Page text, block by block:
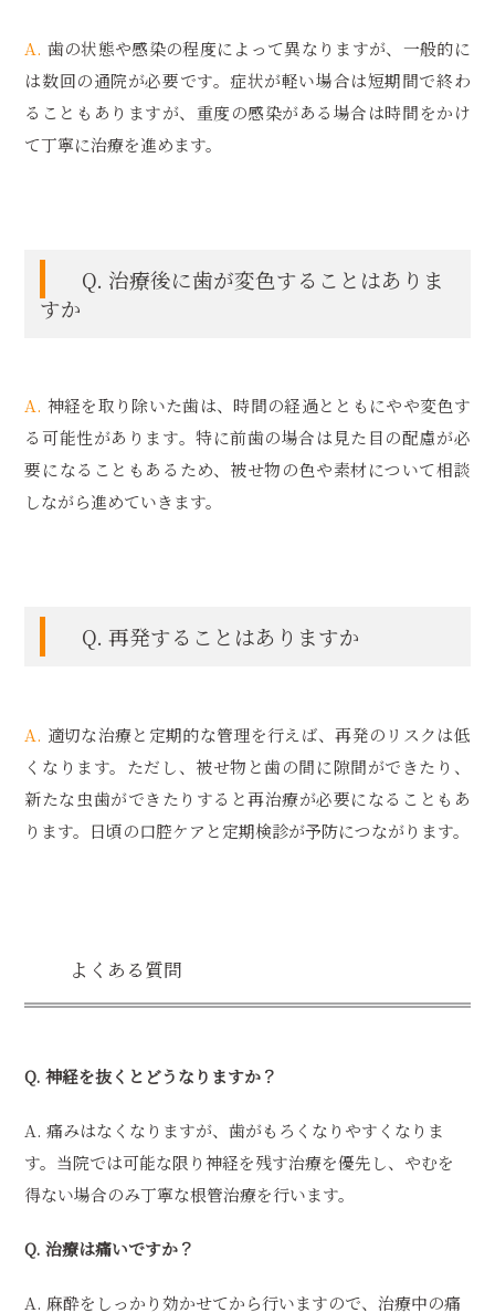
A. 歯の状態や感染の程度によって異なりますが、一般的に
は数回の通院が必要です。症状が軽い場合は短期間で終わ
ることもありますが、重度の感染がある場合は時間をかけ
て丁寧に治療を進めます。
Q. 治療後に歯が変色することはありま
すか
A. 神経を取り除いた歯は、時間の経過とともにやや変色す
る可能性があります。特に前歯の場合は見た目の配慮が必
要になることもあるため、被せ物の色や素材について相談
しながら進めていきます。
Q. 再発することはありますか
A. 適切な治療と定期的な管理を行えば、再発のリスクは低
くなります。ただし、被せ物と歯の間に隙間ができたり、
新たな虫歯ができたりすると再治療が必要になることもあ
ります。日頃の口腔ケアと定期検診が予防につながります。
よくある質問
Q. 神経を抜くとどうなりますか？
A. 痛みはなくなりますが、歯がもろくなりやすくなりま
す。当院では可能な限り神経を残す治療を優先し、やむを
得ない場合のみ丁寧な根管治療を行います。
Q. 治療は痛いですか？
A. 麻酔をしっかり効かせてから行いますので、治療中の痛